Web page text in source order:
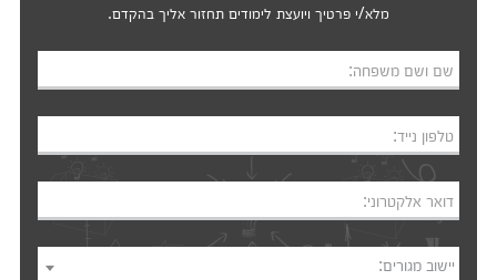
מלא/י פרטיך ויועצת לימודים תחזור אליך בהקדם.
שם ושם משפחה:
טלפון נייד:
דואר אלקטרוני:
יישוב מגורים: